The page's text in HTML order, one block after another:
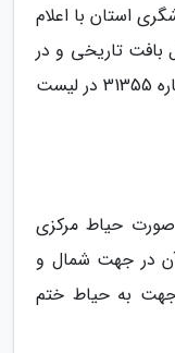
استان با اعلام
بافت تاریخی و در
محله دارالشفاء قرار گرفته است و به شماره 31355 در لیست
حیاط مرکزی
در جهت شمال و
به حیاط ختم